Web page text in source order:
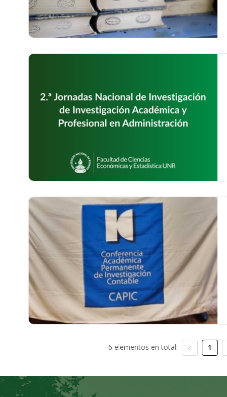
6 elementos en total: 1